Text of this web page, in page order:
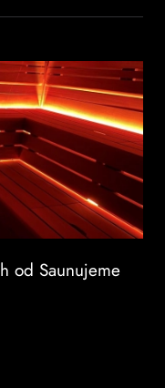
od Saunujeme